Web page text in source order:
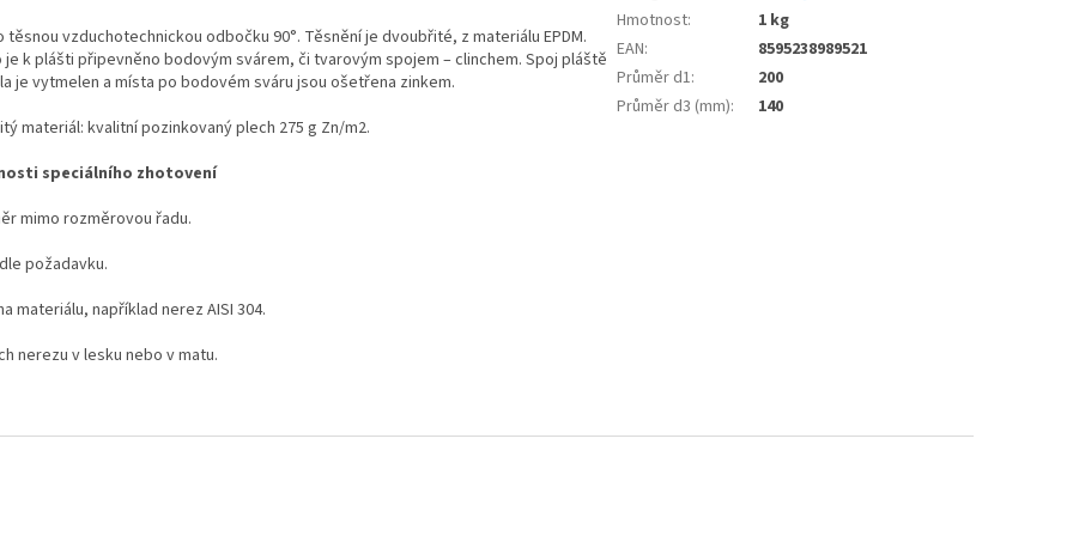
těsnou vzduchotechnickou odbočku 90°. Těsnění je dvoubřité, z materiálu EPDM.
je k plášti připevněno bodovým svárem, či tvarovým spojem – clinchem. Spoj pláště
je vytmelen a místa po bodovém sváru jsou ošetřena zinkem.
materiál: kvalitní pozinkovaný plech 275 g Zn/m2.
speciálního zhotovení
mimo rozměrovou řadu.
požadavku.
materiálu, například nerez AISI 304.
nerezu v lesku nebo v matu.
Hmotnost:
1 kg
EAN:
8595238989521
Průměr d1:
200
Průměr d3 (mm): 140